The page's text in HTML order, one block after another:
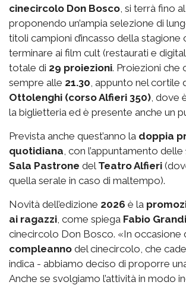
cinecircolo Don Bosco , si terrà fino al
proponendo un’ampia selezione di
titoli campioni d’incasso della stagione
terminare ai film cult (restaurati e
totale di 29 proiezioni. Proiezioni che
sempre alle 21.30 , appunto nel cortile
Ottolenghi (corso Alfieri 350) , dove
la biglietteria ed è presente anche un
Prevista anche quest’anno la doppia
quotidiana , con l’appuntamento delle
Sala Pastrone del Teatro Alfieri
quella serale in caso di maltempo).
Novità dell’edizione 2026 è la
ai ragazzi , come spiega Fabio Grandi
cinecircolo Don Bosco. «In occasione
compleanno del cinecircolo, che
indica - abbiamo deciso di proporre
Anche se svolgiamo l’attività in modo